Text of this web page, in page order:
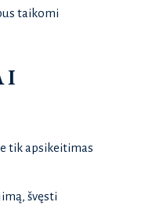
taikomi
tik apsikeitimas
švęsti